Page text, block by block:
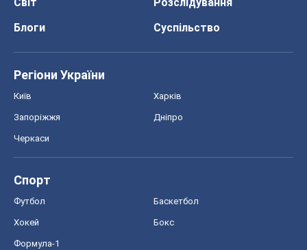
Блоги
Суспільство
Регіони України
Київ Харків
Запоріжжя Дніпро
Черкаси
Спорт
Футбол Баскетбол
Хокей Бокс
Формула-1